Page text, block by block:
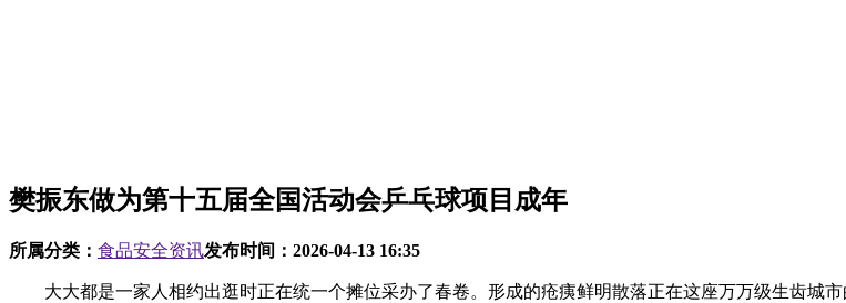
樊振东做为第十五届全国活动会乒乓球项目成年
所属分类： 食品安全资讯发布时间： 2026-04-13 16:35
大大都是一家人相约出逛时正在统一个摊位采办了春卷。形成的疮痍鲜明散落正在这座万万级生齿城